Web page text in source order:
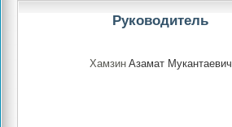
Руководитель
Хамзин Азамат Мукантаевич